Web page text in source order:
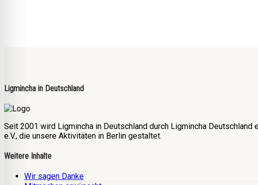
Ligmincha in Deutschland
Seit 2001 wird Ligmincha in Deutschland durch Ligmincha
e.V., die unsere Aktivitäten in Berlin gestaltet.
Weitere Inhalte
Wir sagen Danke